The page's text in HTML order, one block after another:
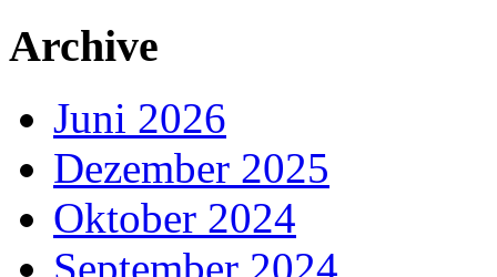
Archive
Juni 2026
Dezember 2025
Oktober 2024
September 2024